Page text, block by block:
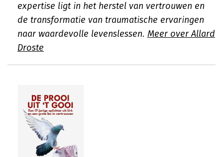
expertise ligt in het herstel van vertrouwen en
de transformatie van traumatische ervaringen
naar waardevolle levenslessen. Meer over Allard
Droste